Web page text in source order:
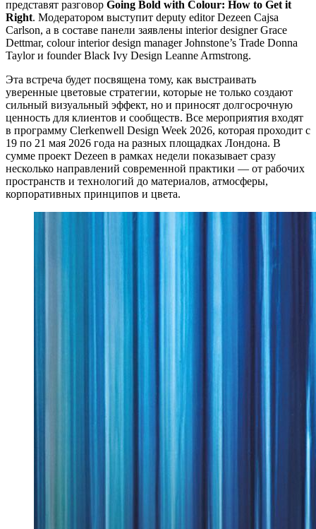
представят разговор Going Bold with Colour: How to Get it
Right. Модератором выступит deputy editor Dezeen Cajsa
Carlson, а в составе панели заявлены interior designer Grace
Dettmar, colour interior design manager Johnstone’s Trade Donna
Taylor и founder Black Ivy Design Leanne Armstrong.
Эта встреча будет посвящена тому, как выстраивать
уверенные цветовые стратегии, которые не только создают
сильный визуальный эффект, но и приносят долгосрочную
ценность для клиентов и сообществ. Все мероприятия входят
в программу Clerkenwell Design Week 2026, которая проходит с
19 по 21 мая 2026 года на разных площадках Лондона. В
сумме проект Dezeen в рамках недели показывает сразу
несколько направлений современной практики — от рабочих
пространств и технологий до материалов, атмосферы,
корпоративных принципов и цвета.